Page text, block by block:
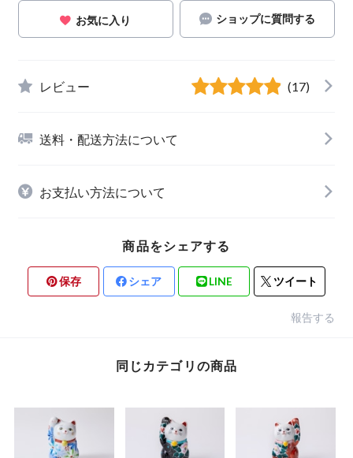
お気に入り ショップに質問する
レビュー (17)
送料・配送方法について
お支払い方法について
商品をシェアする
保存 シェア LINE ツイート
報告する
同じカテゴリの商品